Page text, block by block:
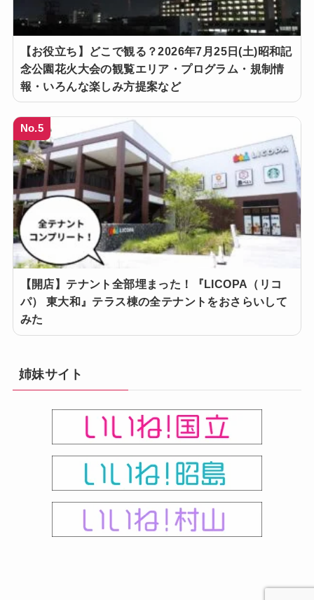
【お役立ち】どこで観る？2026年7月25日(土)昭和記
念公園花火大会の観覧エリア・プログラム・規制情
報・いろんな楽しみ方提案など
No.5
【開店】テナント全部埋まった！『LICOPA（リコ
パ） 東大和』テラス棟の全テナントをおさらいして
みた
姉妹サイト